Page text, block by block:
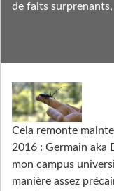
Cela remonte
2016 : Germain aka
mon campus
manière assez
de faits